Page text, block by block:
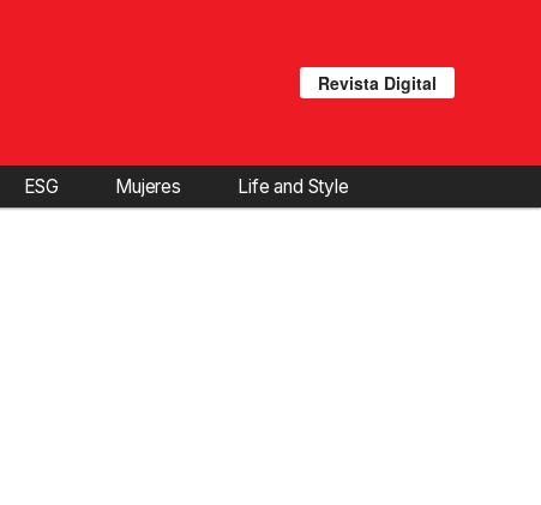
Revista Digital
ESG Mujeres Life and Style